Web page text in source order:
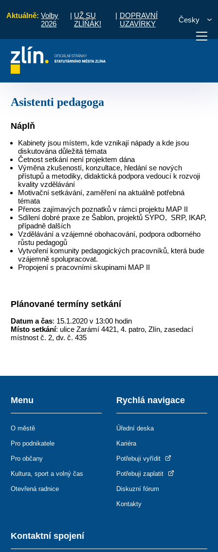
Aktuálně: Volby
2026
| UŽ SU
ZLÍŇÁK!
| DOPRAVNÍ
UZAVÍRKY
Česky
vyřídit
Asistenti pedagoga
Náplň
Kabinety jsou místem, kde vznikají nápady a kde jsou
diskutována důležitá témata
Četnost setkání není projektem dána
Výměna zkušeností, konzultace, hledání se nových
přístupů a metodiky, didaktická podpora vedoucí k rozvoji
kvality vzdělávání
Motivační setkávání, zaměření na aktuálně potřebná
témata
Přenos zajímavých poznatků v rámci projektu MAP II
Sdílení dobré praxe ze Šablon, projektů SYPO, SRP, IKAP,
případně dalších
Vzdělávání a vzájemné obohacování, podpora odborného
růstu pedagogů
Vytvoření komunity pedagogických pracovníků, která bude
vzájemně spolupracovat.
Propojení s pracovními skupinami MAP II
Plánované termíny setkání
Datum a čas: 15.1.2020 v 13:00 hodin
Místo setkání: ulice Zarámí 4421, 4. patro, Zlín, zasedací
místnost č. 2, dv. č. 435
Kontaktní spojení
Menu
O městě
Pro podnikatele
Pro občany
Kultura, sport a volný čas
Otevřená radnice
Rychlá navigace
Úřední deska
Kariéra
Potřebuji vyřídit
Potřebuji zaplatit
Diskuzní fórum
Kontakty